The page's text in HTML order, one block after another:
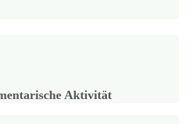
Aktivität